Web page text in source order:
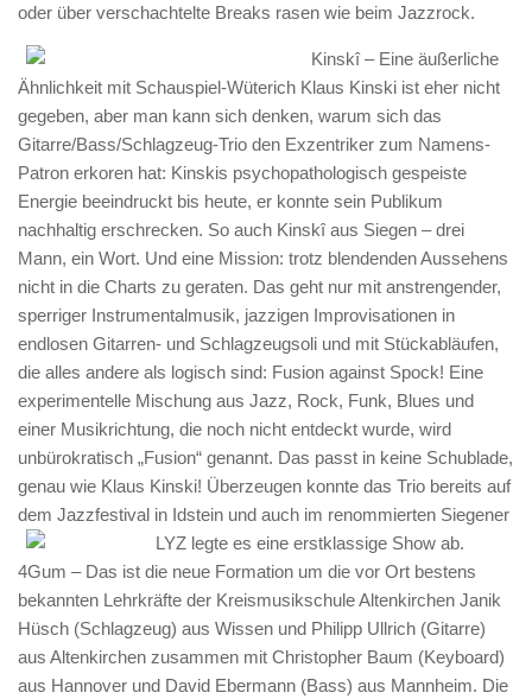
oder über verschachtelte Breaks rasen wie beim Jazzrock.
Kinskî – Eine äußerliche
Ähnlichkeit mit Schauspiel-Wüterich Klaus Kinski ist eher nicht
gegeben, aber man kann sich denken, warum sich das
Gitarre/Bass/Schlagzeug-Trio den Exzentriker zum Namens-
Patron erkoren hat: Kinskis psychopathologisch gespeiste
Energie beeindruckt bis heute, er konnte sein Publikum
nachhaltig erschrecken. So auch Kinskî aus Siegen – drei
Mann, ein Wort. Und eine Mission: trotz blendenden Aussehens
nicht in die Charts zu geraten. Das geht nur mit anstrengender,
sperriger Instrumentalmusik, jazzigen Improvisationen in
endlosen Gitarren- und Schlagzeugsoli und mit Stückabläufen,
die alles andere als logisch sind: Fusion against Spock! Eine
experimentelle Mischung aus Jazz, Rock, Funk, Blues und
einer Musikrichtung, die noch nicht entdeckt wurde, wird
unbürokratisch „Fusion“ genannt. Das passt in keine Schublade,
genau wie Klaus Kinski! Überzeugen konnte das Trio bereits auf
dem Jazzfestival in Idstein und auch im renommierten Siegener
LYZ legte es eine erstklassige Show ab.
4Gum – Das ist die neue Formation um die vor Ort bestens
bekannten Lehrkräfte der Kreismusikschule Altenkirchen Janik
Hüsch (Schlagzeug) aus Wissen und Philipp Ullrich (Gitarre)
aus Altenkirchen zusammen mit Christopher Baum (Keyboard)
aus Hannover und David Ebermann (Bass) aus Mannheim. Die